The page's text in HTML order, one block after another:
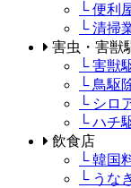
└ 便利
└ 清掃
害虫・害獣
└ 害獣
└ 鳥駆
└ シロ
└ ハチ
飲食店
└ 韓国
└ うな